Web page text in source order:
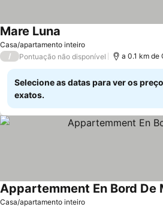
Casa/apartamento inteiro
Mare Luna
/ Pontuação não disponível a 0.1 km de
Selecione as datas para ver os
exatos.
Casa/apartamento inteiro
Appartemment En Bord De